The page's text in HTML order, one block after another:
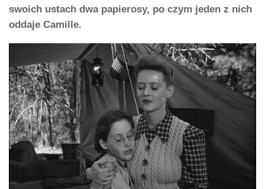
swoich ustach dwa papierosy, po czym jeden z nich
oddaje Camille.